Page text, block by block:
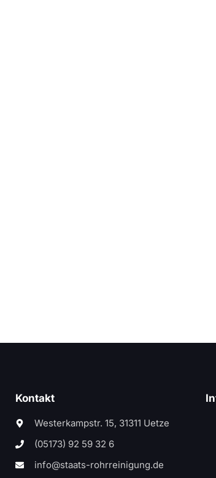
Kontakt
Westerkampstr. 15, 31311 Uetze
(05173) 92 59 32 6
info@staats-rohrreinigung.de